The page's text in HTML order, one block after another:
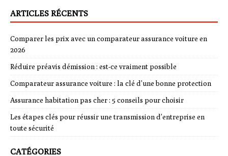
ARTICLES RÉCENTS
Comparer les prix avec un comparateur assurance voiture en
2026
Réduire préavis démission : est-ce vraiment possible
Comparateur assurance voiture : la clé d’une bonne protection
Assurance habitation pas cher : 5 conseils pour choisir
Les étapes clés pour réussir une transmission d’entreprise en
toute sécurité
CATÉGORIES